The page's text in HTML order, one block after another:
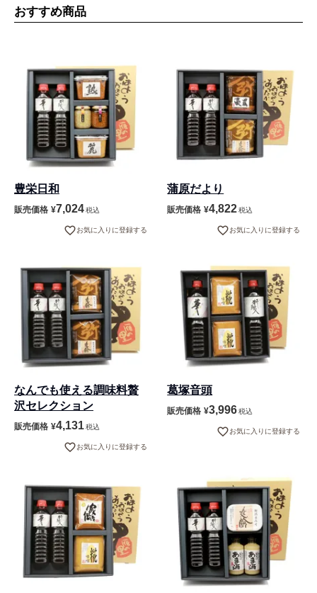
おすすめ商品
豊栄日和
販売価格 ¥7,024税込
お気に入りに登録する
蒲原だより
販売価格 ¥4,822 税込
お気に入りに登録する
なんでも使える調味料贅
沢セレクション
販売価格 ¥4,131税込
お気に入りに登録する
葛塚音頭
販売価格 ¥3,996 税込
お気に入りに登録する